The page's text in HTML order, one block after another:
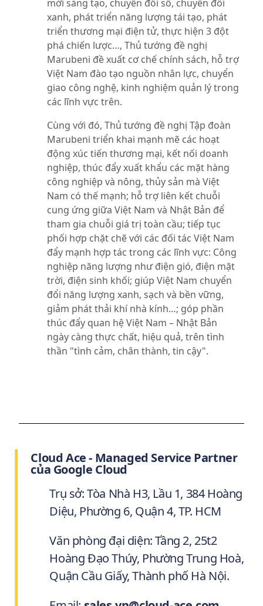
mới sáng tạo, chuyển đổi số, chuyển đổi
xanh, phát triển năng lượng tái tạo, phát
triển thương mại điện tử, thực hiện 3 đột
phá chiến lược…, Thủ tướng đề nghị
Marubeni đề xuất cơ chế chính sách, hỗ trợ
Việt Nam đào tạo nguồn nhân lực, chuyển
giao công nghệ, kinh nghiệm quản lý trong
các lĩnh vực trên.
Cùng với đó, Thủ tướng đề nghị Tập đoàn
Marubeni triển khai mạnh mẽ các hoạt
động xúc tiến thương mại, kết nối doanh
nghiệp, thúc đẩy xuất khẩu các mặt hàng
công nghiệp và nông, thủy sản mà Việt
Nam có thế mạnh; hỗ trợ liên kết chuỗi
cung ứng giữa Việt Nam và Nhật Bản để
tham gia chuỗi giá trị toàn cầu; tiếp tục
phối hợp chặt chẽ với các đối tác Việt Nam
đẩy mạnh hợp tác trong các lĩnh vực: Công
nghiệp năng lượng như điện gió, điện mặt
trời, điện sinh khối; giúp Việt Nam chuyển
đổi năng lượng xanh, sạch và bền vững,
giảm phát thải khí nhà kính…; góp phần
thúc đẩy quan hệ Việt Nam – Nhật Bản
ngày càng thực chất, hiệu quả, trên tình
thần "tình cảm, chân thành, tin cậy".
Cloud Ace - Managed Service Partner
của Google Cloud
Trụ sở: Tòa Nhà H3, Lầu 1, 384 Hoàng
Diệu, Phường 6, Quận 4, TP. HCM
Văn phòng đại diện: Tầng 2, 25t2
Hoàng Đạo Thúy, Phường Trung Hoà,
Quận Cầu Giấy, Thành phố Hà Nội.